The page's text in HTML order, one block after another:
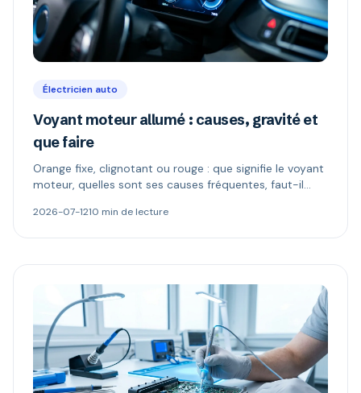
Électricien auto
Voyant moteur allumé : causes, gravité et
que faire
Orange fixe, clignotant ou rouge : que signifie le voyant
moteur, quelles sont ses causes fréquentes, faut-il
2026-07-1210 min de lecture